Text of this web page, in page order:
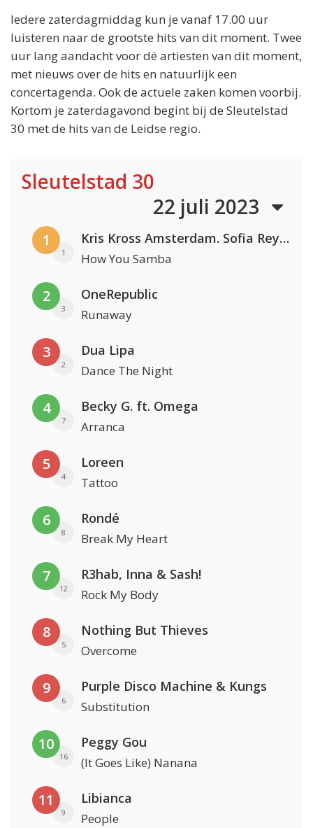
Iedere zaterdagmiddag kun je vanaf 17.00 uur
luisteren naar de grootste hits van dit moment. Twee
uur lang aandacht voor dé artiesten van dit moment,
met nieuws over de hits en natuurlijk een
concertagenda. Ook de actuele zaken komen voorbij.
Kortom je zaterdagavond begint bij de Sleutelstad
30 met de hits van de Leidse regio.
Sleutelstad 30
22 juli 2023
1
1
Kris Kross Amsterdam. Sofia Reyes & Tinie Tempah
How You Samba
2
3
OneRepublic
Runaway
3
2
Dua Lipa
Dance The Night
4
7
Becky G. ft. Omega
Arranca
5
4
Loreen
Tattoo
6
8
Rondé
Break My Heart
7
12
R3hab, Inna & Sash!
Rock My Body
8
5
Nothing But Thieves
Overcome
9
6
Purple Disco Machine & Kungs
Substitution
10
16
Peggy Gou
(It Goes Like) Nanana
11
9
Libianca
People